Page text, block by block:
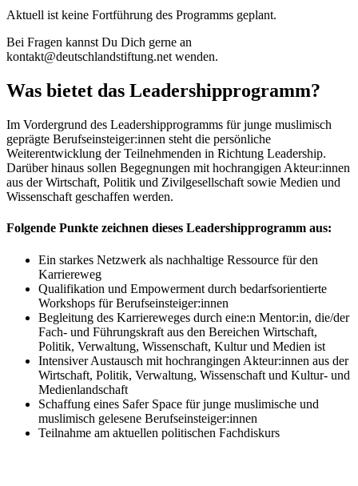
Aktuell ist keine Fortführung des Programms geplant.
Bei Fragen kannst Du Dich gerne an
kontakt@deutschlandstiftung.net wenden.
Was bietet das Leadershipprogramm?
Im Vordergrund des Leadershipprogramms für junge muslimisch
geprägte Berufseinsteiger:innen steht die persönliche
Weiterentwicklung der Teilnehmenden in Richtung Leadership.
Darüber hinaus sollen Begegnungen mit hochrangigen Akteur:innen
aus der Wirtschaft, Politik und Zivilgesellschaft sowie Medien und
Wissenschaft geschaffen werden.
Folgende Punkte zeichnen dieses Leadershipprogramm aus:
Ein starkes Netzwerk als nachhaltige Ressource für den
Karriereweg
Qualifikation und Empowerment durch bedarfsorientierte
Workshops für Berufseinsteiger:innen
Begleitung des Karriereweges durch eine:n Mentor:in, die/der
Fach- und Führungskraft aus den Bereichen Wirtschaft,
Politik, Verwaltung, Wissenschaft, Kultur und Medien ist
Intensiver Austausch mit hochrangingen Akteur:innen aus der
Wirtschaft, Politik, Verwaltung, Wissenschaft und Kultur- und
Medienlandschaft
Schaffung eines Safer Space für junge muslimische und
muslimisch gelesene Berufseinsteiger:innen
Teilnahme am aktuellen politischen Fachdiskurs